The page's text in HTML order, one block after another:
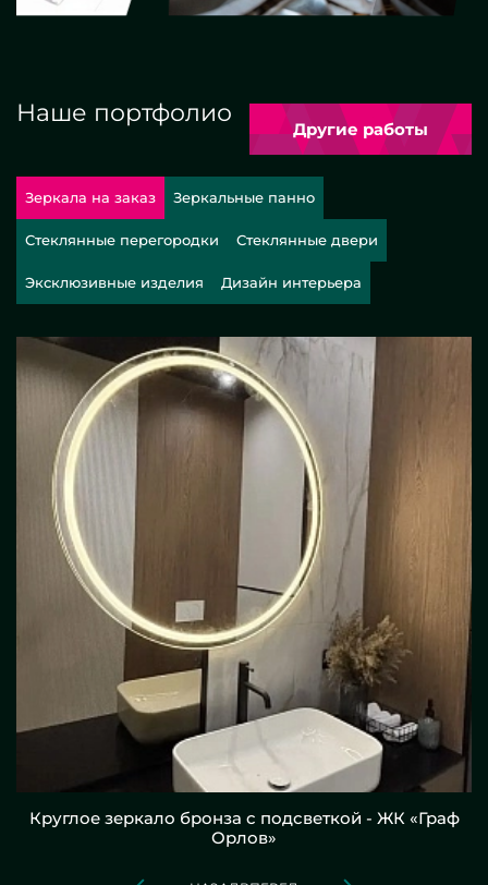
Наше портфолио
Другие работы
Зеркала на заказ Зеркальные панно
Стеклянные перегородки Стеклянные двери
Эксклюзивные изделия Дизайн интерьера
Круглое зеркало бронза с подсветкой - ЖК «Граф
Орлов»